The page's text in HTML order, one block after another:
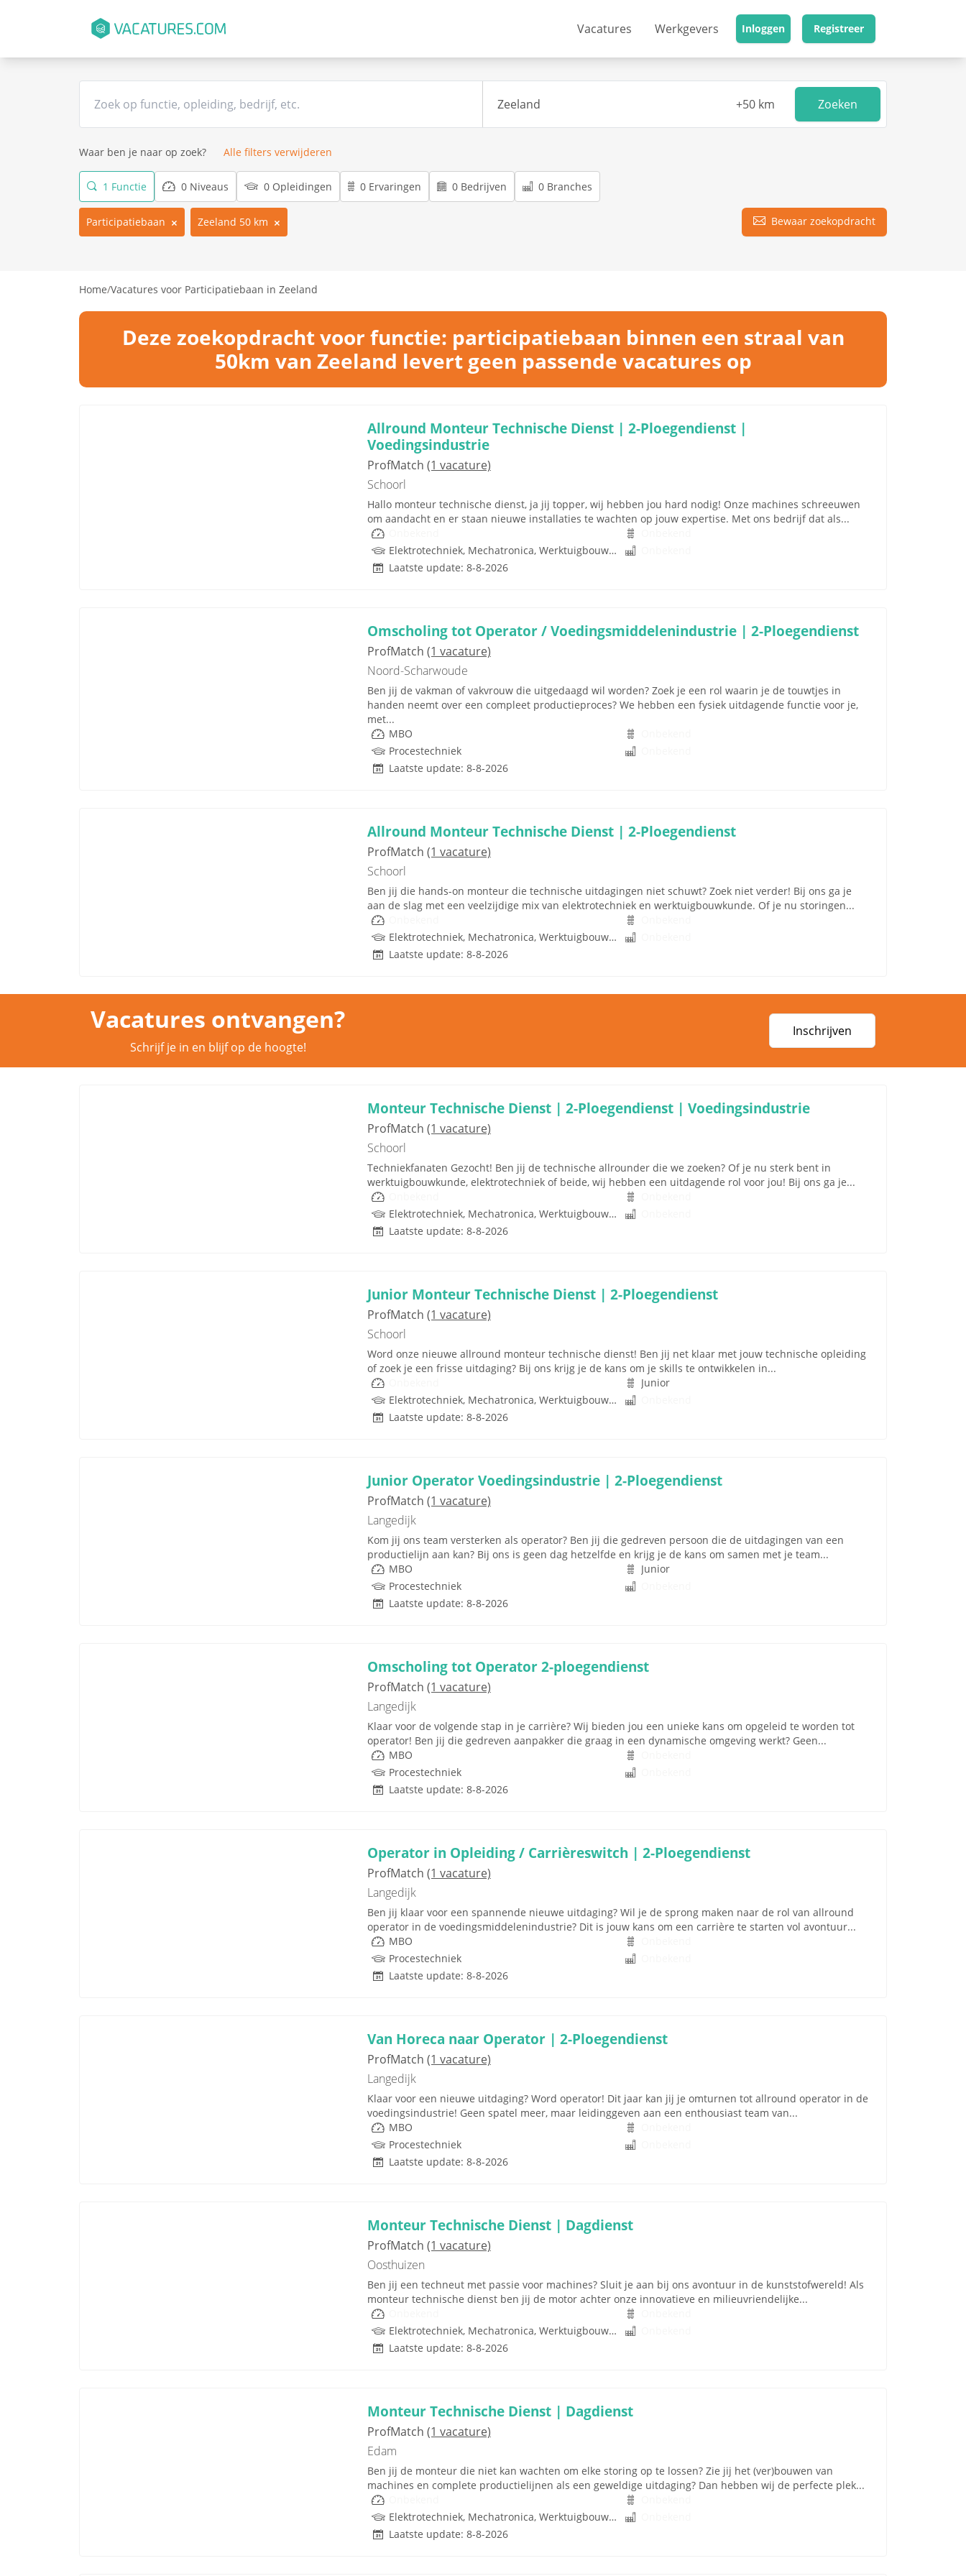
Vacatures Werkgevers Inloggen Registreer
Zoeken
Waar ben je naar op zoek? Alle filters verwijderen
1 Functie 0 Niveaus 0 Opleidingen 0 Ervaringen 0 Bedrijven 0 Branches
Participatiebaan Zeeland 50 km Bewaar zoekopdracht
Home/Vacatures voor Participatiebaan in Zeeland
Deze zoekopdracht voor functie: participatiebaan binnen een straal van
50km van Zeeland levert geen passende vacatures op
Allround Monteur Technische Dienst | 2-Ploegendienst |
Voedingsindustrie
ProfMatch (1 vacature)
Schoorl
Hallo monteur technische dienst, ja jij topper, wij hebben jou hard nodig! Onze machines schreeuwen
om aandacht en er staan nieuwe installaties te wachten op jouw expertise. Met ons bedrijf dat als...
Elektrotechniek, Mechatronica, Werktuigbouwkunde
Laatste update: 8-8-2026
Omscholing tot Operator / Voedingsmiddelenindustrie | 2-Ploegendienst
ProfMatch (1 vacature)
Noord-Scharwoude
Ben jij de vakman of vakvrouw die uitgedaagd wil worden? Zoek je een rol waarin je de touwtjes in
handen neemt over een compleet productieproces? We hebben een fysiek uitdagende functie voor je,
met...
MBO
Procestechniek
Laatste update: 8-8-2026
Allround Monteur Technische Dienst | 2-Ploegendienst
ProfMatch (1 vacature)
Schoorl
Ben jij die hands-on monteur die technische uitdagingen niet schuwt? Zoek niet verder! Bij ons ga je
aan de slag met een veelzijdige mix van elektrotechniek en werktuigbouwkunde. Of je nu storingen...
Elektrotechniek, Mechatronica, Werktuigbouwkunde, Hydrauliek
Laatste update: 8-8-2026
Vacatures ontvangen?
Schrijf je in en blijf op de hoogte!
Inschrijven
Monteur Technische Dienst | 2-Ploegendienst | Voedingsindustrie
ProfMatch (1 vacature)
Schoorl
Techniekfanaten Gezocht! Ben jij de technische allrounder die we zoeken? Of je nu sterk bent in
werktuigbouwkunde, elektrotechniek of beide, wij hebben een uitdagende rol voor jou! Bij ons ga je...
Elektrotechniek, Mechatronica, Werktuigbouwkunde
Laatste update: 8-8-2026
Junior Monteur Technische Dienst | 2-Ploegendienst
ProfMatch (1 vacature)
Schoorl
Word onze nieuwe allround monteur technische dienst! Ben jij net klaar met jouw technische opleiding
of zoek je een frisse uitdaging? Bij ons krijg je de kans om je skills te ontwikkelen in...
Junior
Elektrotechniek, Mechatronica, Werktuigbouwkunde, Techniek
Laatste update: 8-8-2026
Junior Operator Voedingsindustrie | 2-Ploegendienst
ProfMatch (1 vacature)
Langedijk
Kom jij ons team versterken als operator? Ben jij die gedreven persoon die de uitdagingen van een
productielijn aan kan? Bij ons is geen dag hetzelfde en krijg je de kans om samen met je team...
MBO
Junior
Procestechniek
Laatste update: 8-8-2026
Omscholing tot Operator 2-ploegendienst
ProfMatch (1 vacature)
Langedijk
Klaar voor de volgende stap in je carrière? Wij bieden jou een unieke kans om opgeleid te worden tot
operator! Ben jij die gedreven aanpakker die graag in een dynamische omgeving werkt? Geen...
MBO
Procestechniek
Laatste update: 8-8-2026
Operator in Opleiding / Carrièreswitch | 2-Ploegendienst
ProfMatch (1 vacature)
Langedijk
Ben jij klaar voor een spannende nieuwe uitdaging? Wil je de sprong maken naar de rol van allround
operator in de voedingsmiddelenindustrie? Dit is jouw kans om een carrière te starten vol avontuur...
MBO
Procestechniek
Laatste update: 8-8-2026
Van Horeca naar Operator | 2-Ploegendienst
ProfMatch (1 vacature)
Langedijk
Klaar voor een nieuwe uitdaging? Word operator! Dit jaar kan jij je omturnen tot allround operator in de
voedingsindustrie! Geen spatel meer, maar leidinggeven aan een enthousiast team van...
MBO
Procestechniek
Laatste update: 8-8-2026
Monteur Technische Dienst | Dagdienst
ProfMatch (1 vacature)
Oosthuizen
Ben jij een techneut met passie voor machines? Sluit je aan bij ons avontuur in de kunststofwereld! Als
monteur technische dienst ben jij de motor achter onze innovatieve en milieuvriendelijke...
Elektrotechniek, Mechatronica, Werktuigbouwkunde
Laatste update: 8-8-2026
Monteur Technische Dienst | Dagdienst
ProfMatch (1 vacature)
Edam
Ben jij de monteur die niet kan wachten om elke storing op te lossen? Zie jij het (ver)bouwen van
machines en complete productielijnen als een geweldige uitdaging? Dan hebben wij de perfecte plek...
Elektrotechniek, Mechatronica, Werktuigbouwkunde
Laatste update: 8-8-2026